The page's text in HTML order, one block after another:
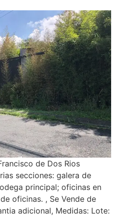
de Dos Rios
secciones: galera de
principal; oficinas en
oficinas. , Se Vende de
adicional, Medidas: Lote: